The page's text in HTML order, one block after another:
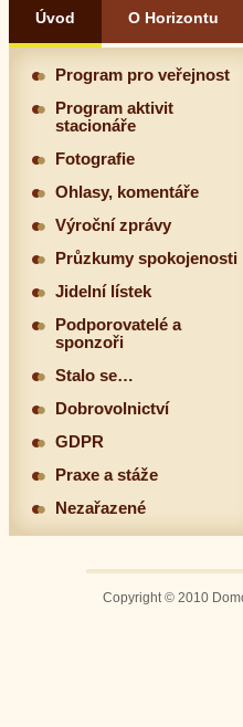
Úvod O Horizontu
Program pro veřejnost
Program aktivit
stacionáře
Fotografie
Ohlasy, komentáře
Výroční zprávy
Průzkumy spokojenosti
Jidelní lístek
Podporovatelé a
sponzoři
Stalo se…
Dobrovolnictví
GDPR
Praxe a stáže
Nezařazené
Copyright © 2010